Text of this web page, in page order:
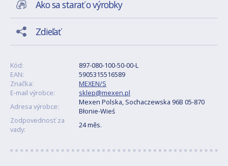
Ako sa starať o výrobky
Zdieľať
Kód:
897-080-100-50-00-L
EAN:
5905315516589
Značka:
MEXEN/S
E-mail výrobce:
sklep@mexen.pl
Adresa výrobce:
Mexen Polska, Sochaczewska 96B 05-870
Błonie-Wieś
Zodpovednosť za
vady:
24 měs.